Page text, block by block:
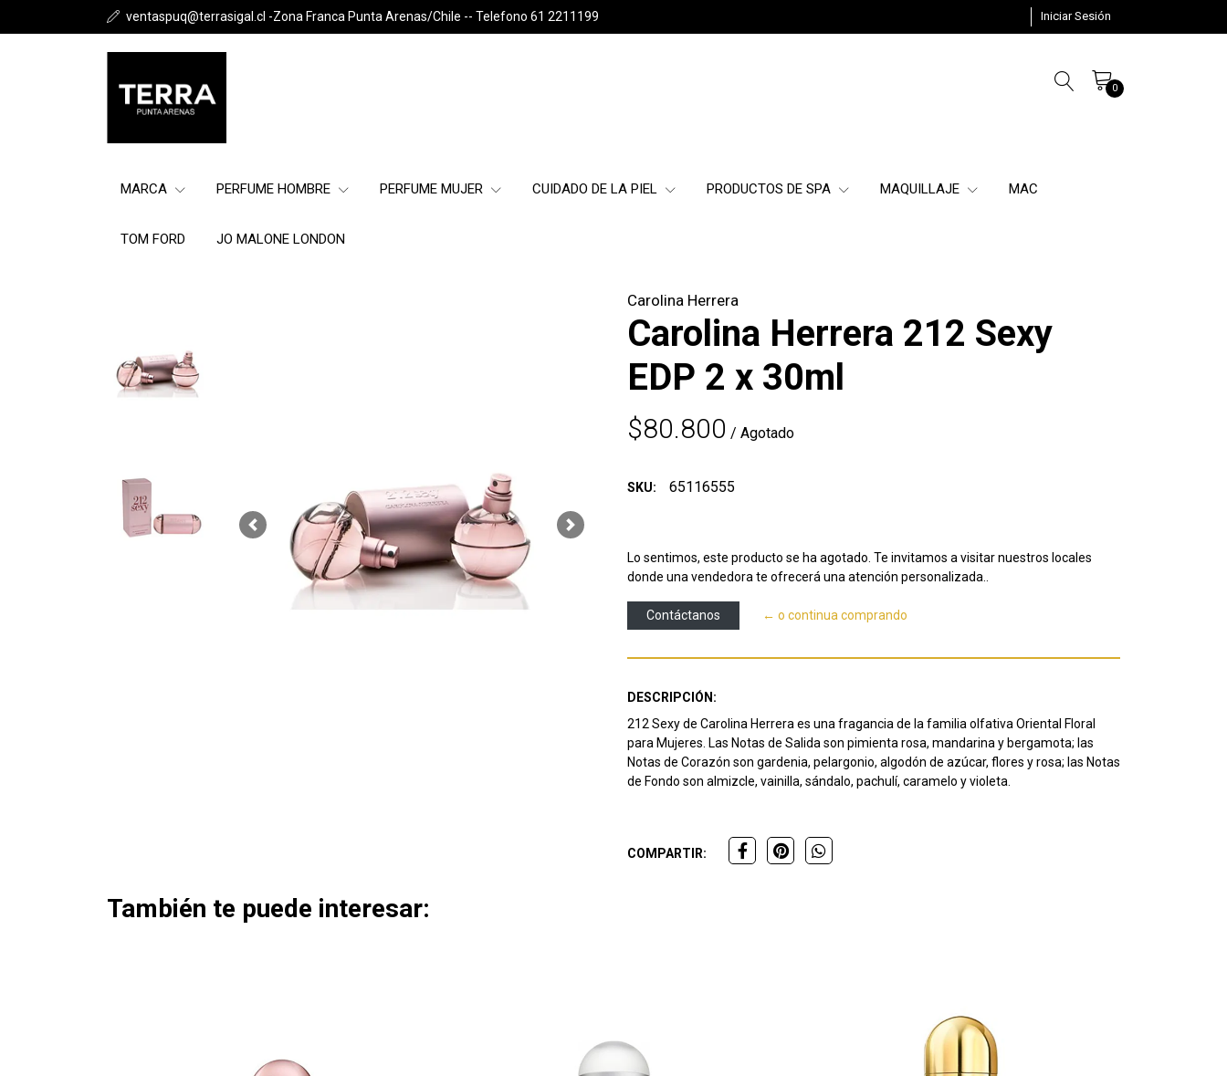
ventaspuq@terrasigal.cl -Zona Franca Punta Arenas/Chile -- Telefono 61 2211199 Iniciar Sesión
0
MARCA PERFUME HOMBRE PERFUME MUJER CUIDADO DE LA PIEL PRODUCTOS DE SPA MAQUILLAJE MAC
TOM FORD JO MALONE LONDON
Previous Next
Carolina Herrera
Carolina Herrera 212 Sexy
EDP 2 x 30ml
$80.800 / Agotado
SKU: 65116555
Lo sentimos, este producto se ha agotado. Te invitamos a visitar nuestros locales
donde una vendedora te ofrecerá una atención personalizada..
Contáctanos ← o continua comprando
DESCRIPCIÓN:
212 Sexy de Carolina Herrera es una fragancia de la familia olfativa Oriental Floral
para Mujeres. Las Notas de Salida son pimienta rosa, mandarina y bergamota; las
Notas de Corazón son gardenia, pelargonio, algodón de azúcar, flores y rosa; las Notas
de Fondo son almizcle, vainilla, sándalo, pachulí, caramelo y violeta.
COMPARTIR:
También te puede interesar: